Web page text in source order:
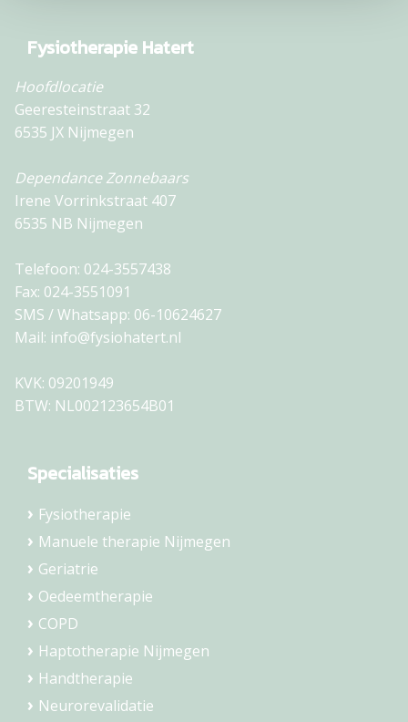
Fysiotherapie Hatert
Hoofdlocatie
Geeresteinstraat 32
6535 JX Nijmegen
Dependance Zonnebaars
Irene Vorrinkstraat 407
6535 NB Nijmegen
Telefoon: 024-3557438
Fax: 024-3551091
SMS / Whatsapp: 06-10624627
Mail: info@fysiohatert.nl
KVK: 09201949
BTW: NL002123654B01
Specialisaties
Fysiotherapie
Manuele therapie Nijmegen
Geriatrie
Oedeemtherapie
COPD
Haptotherapie Nijmegen
Handtherapie
Neurorevalidatie